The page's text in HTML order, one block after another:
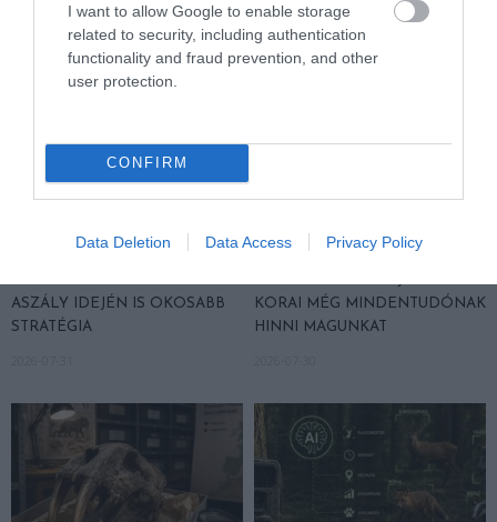
I want to allow Google to enable storage
related to security, including authentication
functionality and fraud prevention, and other
user protection.
CONFIRM
Data Deletion Data Access Privacy Policy
A TERMÉSZET NEM SZERETI
ASZÁLY IDEJÉN IS OKOSABB
STRATÉGIA
A TUDÓSOK 262 ÚJ FAJT
KORAI MÉG MINDENTUDÓNAK
HINNI MAGUNKAT